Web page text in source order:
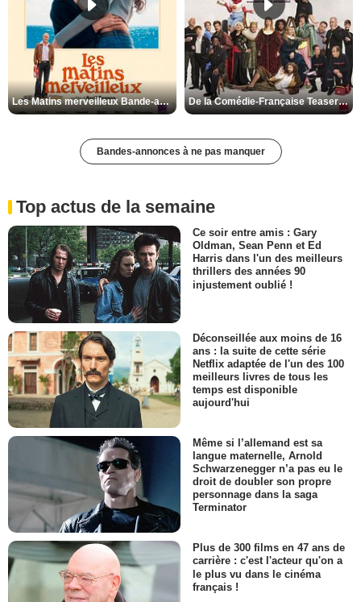
Les Matins merveilleux Bande-annonce VF De la Comédie-Française Teaser VF
Bandes-annonces à ne pas manquer
Top actus de la semaine
Ce soir entre amis : Gary
Oldman, Sean Penn et Ed
Harris dans l'un des meilleurs
thrillers des années 90
injustement oublié !
Déconseillée aux moins de 16
ans : la suite de cette série
Netflix adaptée de l'un des 100
meilleurs livres de tous les
temps est disponible
aujourd'hui
Même si l’allemand est sa
langue maternelle, Arnold
Schwarzenegger n’a pas eu le
droit de doubler son propre
personnage dans la saga
Terminator
Plus de 300 films en 47 ans de
carrière : c'est l'acteur qu'on a
le plus vu dans le cinéma
français !